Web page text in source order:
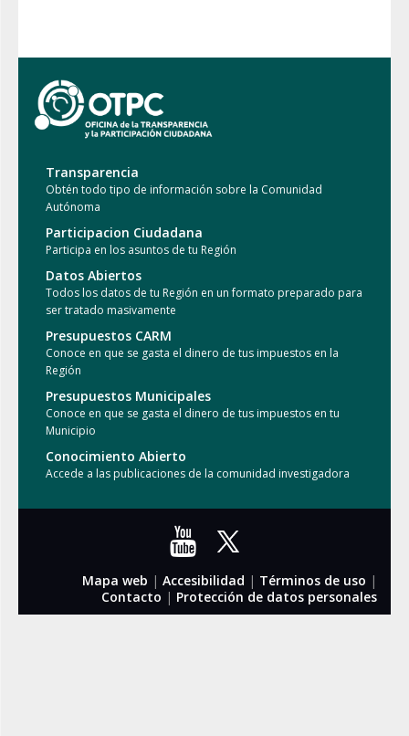
Transparencia
Obtén todo tipo de información sobre la Comunidad
Autónoma
Participacion Ciudadana
Participa en los asuntos de tu Región
Datos Abiertos
Todos los datos de tu Región en un formato preparado para
ser tratado masivamente
Presupuestos CARM
Conoce en que se gasta el dinero de tus impuestos en la
Región
Presupuestos Municipales
Conoce en que se gasta el dinero de tus impuestos en tu
Municipio
Conocimiento Abierto
Accede a las publicaciones de la comunidad investigadora
Mapa web | Accesibilidad | Términos de uso |
Contacto | Protección de datos personales